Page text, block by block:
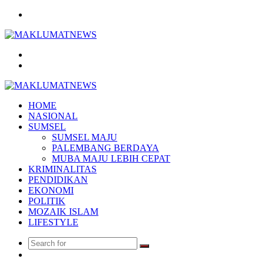
HOME
NASIONAL
SUMSEL
SUMSEL MAJU
PALEMBANG BERDAYA
MUBA MAJU LEBIH CEPAT
KRIMINALITAS
PENDIDIKAN
EKONOMI
POLITIK
MOZAIK ISLAM
LIFESTYLE
Search